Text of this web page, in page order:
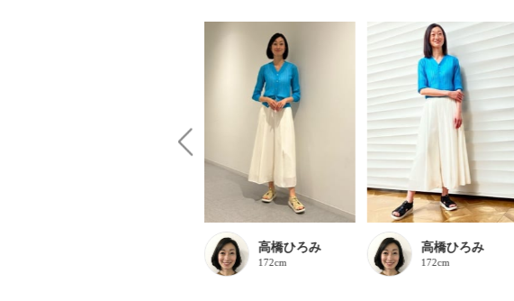
高橋ひろみ
172cm
高橋ひろみ
172cm